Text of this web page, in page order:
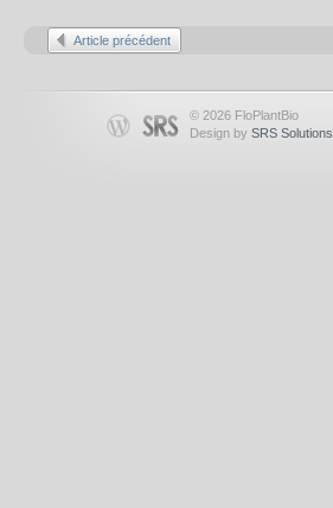
Article précédent
© 2026 FloPlantBio
Design by SRS Solutions